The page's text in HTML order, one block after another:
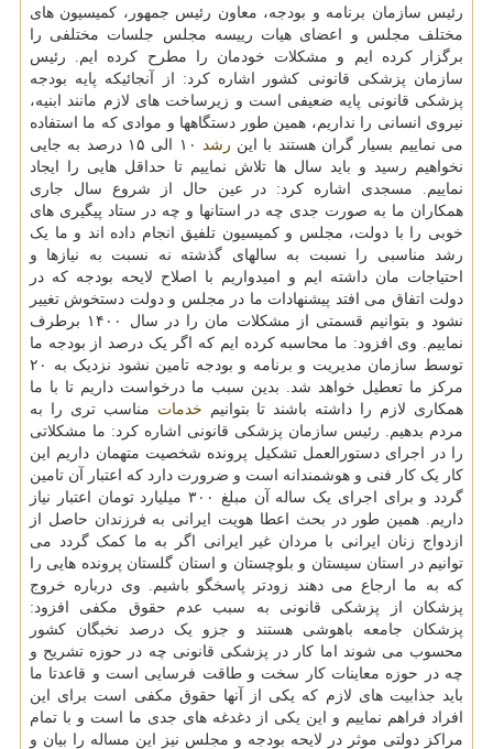
رئیس سازمان برنامه و بودجه، معاون رئیس جمهور، کمیسیون های
مختلف مجلس و اعضای هیات رییسه مجلس جلسات مختلفی را
برگزار کرده ایم و مشکلات خودمان را مطرح کرده ایم. رئیس
سازمان پزشکی قانونی کشور اشاره کرد: از آنجائیکه پایه بودجه
پزشکی قانونی پایه ضعیفی است و زیرساخت های لازم مانند ابنیه،
نیروی انسانی را نداریم، همین طور دستگاهها و موادی که ما استفاده
می نماییم بسیار گران هستند با این رشد
۱۰ الی ۱۵ درصد به جایی
نخواهیم رسید و باید سال ها تلاش نماییم تا حداقل هایی را ایجاد
نماییم. مسجدی اشاره کرد: در عین حال از شروع سال جاری
همکاران ما به صورت جدی چه در استانها و چه در ستاد پیگیری های
خوبی را با دولت، مجلس و کمیسیون تلفیق انجام داده اند و ما یک
رشد مناسبی را نسبت به سالهای گذشته نه نسبت به نیازها و
احتیاجات مان داشته ایم و امیدواریم با اصلاح لایحه بودجه که در
دولت اتفاق می افتد پیشنهادات ما در مجلس و دولت دستخوش تغییر
نشود و بتوانیم قسمتی از مشکلات مان را در سال ۱۴۰۰ برطرف
نماییم. وی افزود: ما محاسبه کرده ایم که اگر یک درصد از بودجه ما
توسط سازمان مدیریت و برنامه و بودجه تامین نشود نزدیک به ۲۰
مرکز ما تعطیل خواهد شد. بدین سبب ما درخواست داریم تا با ما
همکاری لازم را داشته باشند تا بتوانیم خدمات مناسب تری را به
مردم بدهیم. رئیس سازمان پزشکی قانونی اشاره کرد: ما مشکلاتی
را در اجرای دستورالعمل تشکیل پرونده شخصیت متهمان داریم این
کار یک کار فنی و هوشمندانه است و ضرورت دارد که اعتبار آن تامین
گردد و برای اجرای یک ساله آن مبلغ ۳۰۰ میلیارد تومان اعتبار نیاز
داریم. همین طور در بحث اعطا هویت ایرانی به فرزندان حاصل از
ازدواج زنان ایرانی با مردان غیر ایرانی اگر به ما کمک گردد می
توانیم در استان سیستان و بلوچستان و استان گلستان پرونده هایی را
که به ما ارجاع می دهند زودتر پاسخگو باشیم. وی درباره خروج
پزشکان از پزشکی قانونی به سبب عدم حقوق مکفی افزود:
پزشکان جامعه باهوشی هستند و جزو یک درصد نخبگان کشور
محسوب می شوند اما کار در پزشکی قانونی چه در حوزه تشریح و
چه در حوزه معاینات کار سخت و طاقت فرسایی است و قاعدتا ما
باید جذابیت های لازم که یکی از آنها حقوق مکفی است برای این
افراد فراهم نماییم و این یکی از دغدغه های جدی ما است و با تمام
مراکز دولتی موثر در لایحه بودجه و مجلس نیز این مساله را بیان و